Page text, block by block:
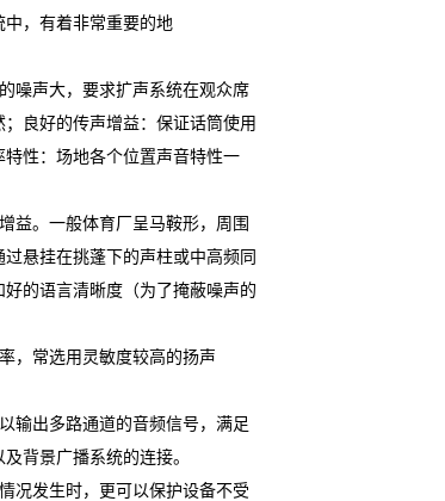
，有着非常重要的地
噪声大，要求扩声系统在观众席
良好的传声增益：保证话筒使用
性：场地各个位置声音特性一
益。一般体育厂呈马鞍形，周围
悬挂在挑蓬下的声柱或中高频同
的语言清晰度（为了掩蔽噪声的
，常选用灵敏度较高的扬声
输出多路通道的音频信号，满足
背景广播系统的连接。
况发生时，更可以保护设备不受